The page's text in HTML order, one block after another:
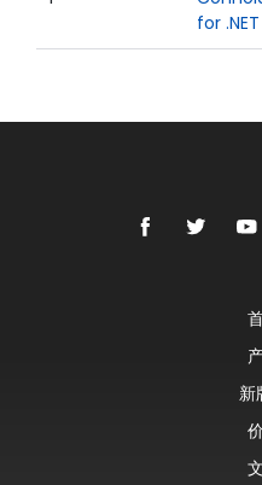
for .NET
新